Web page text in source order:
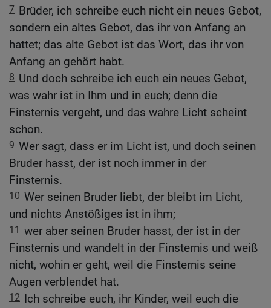
7 Brüder, ich schreibe euch nicht ein neues Gebot,
sondern ein altes Gebot, das ihr von Anfang an
hattet; das alte Gebot ist das Wort, das ihr von
Anfang an gehört habt.
8 Und doch schreibe ich euch ein neues Gebot,
was wahr ist in Ihm und in euch; denn die
Finsternis vergeht, und das wahre Licht scheint
schon.
9 Wer sagt, dass er im Licht ist, und doch seinen
Bruder hasst, der ist noch immer in der
Finsternis.
10 Wer seinen Bruder liebt, der bleibt im Licht,
und nichts Anstößiges ist in ihm;
11 wer aber seinen Bruder hasst, der ist in der
Finsternis und wandelt in der Finsternis und weiß
nicht, wohin er geht, weil die Finsternis seine
Augen verblendet hat.
12 Ich schreibe euch, ihr Kinder, weil euch die